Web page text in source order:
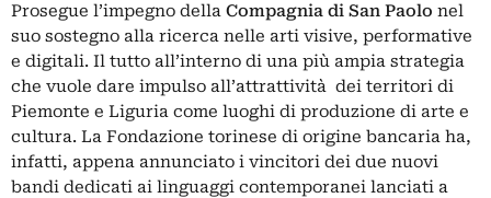
Prosegue l’impegno della Compagnia di San Paolo nel
suo sostegno alla ricerca nelle arti visive, performative
e digitali. Il tutto all’interno di una più ampia strategia
che vuole dare impulso all’attrattività dei territori di
Piemonte e Liguria come luoghi di produzione di arte e
cultura. La Fondazione torinese di origine bancaria ha,
infatti, appena annunciato i vincitori dei due nuovi
bandi dedicati ai linguaggi contemporanei lanciati a